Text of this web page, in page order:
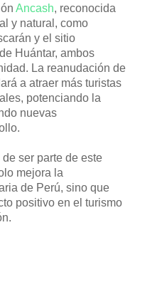
Ancash, reconocida
y natural, como
y el sitio
Huántar, ambos
La reanudación de
a atraer más turistas
potenciando la
nuevas
ser parte de este
mejora la
de Perú, sino que
positivo en el turismo